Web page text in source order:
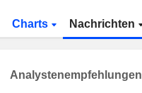
Charts Nachrichten
Analystenempfehlungen